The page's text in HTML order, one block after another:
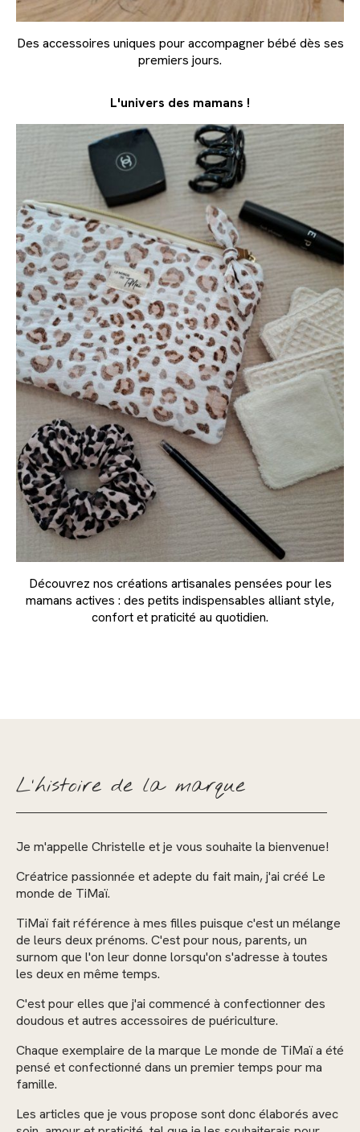
Des accessoires uniques pour accompagner bébé dès ses
premiers jours.
L'univers des mamans !
Découvrez nos créations artisanales pensées pour les
mamans actives : des petits indispensables alliant style,
confort et praticité au quotidien.
L'histoire de la marque
Je m'appelle Christelle et je vous souhaite la bienvenue!
Créatrice passionnée et adepte du fait main, j'ai créé Le
monde de TiMaï.
TiMaï fait référence à mes filles puisque c'est un mélange
de leurs deux prénoms. C'est pour nous, parents, un
surnom que l'on leur donne lorsqu'on s'adresse à toutes
les deux en même temps.
C'est pour elles que j'ai commencé à confectionner des
doudous et autres accessoires de puériculture.
Chaque exemplaire de la marque Le monde de TiMaï a été
pensé et confectionné dans un premier temps pour ma
famille.
Les articles que je vous propose sont donc élaborés avec